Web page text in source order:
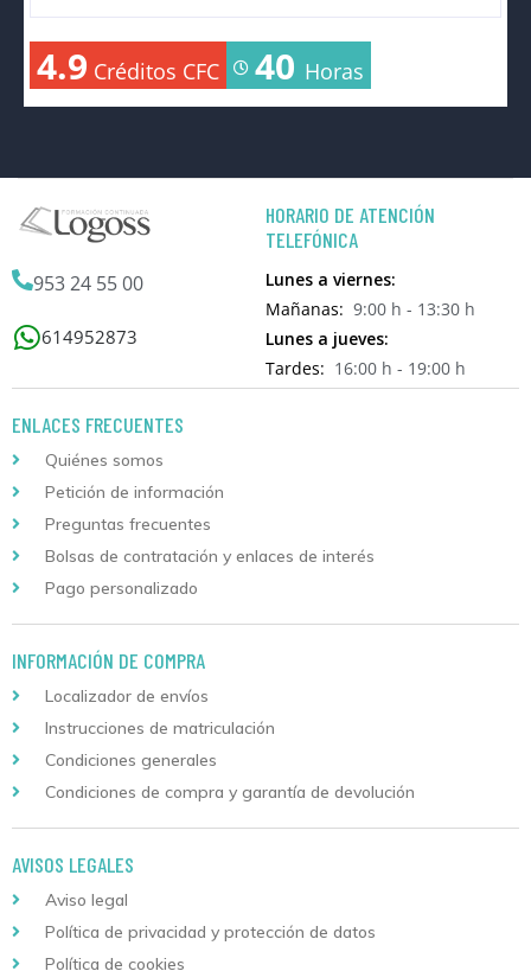
4.9 Créditos CFC 40 Horas
953 24 55 00
614952873
HORARIO DE ATENCIÓN
TELEFÓNICA
Lunes a viernes:
Mañanas: 9:00 h - 13:30 h
Lunes a jueves:
Tardes: 16:00 h - 19:00 h
ENLACES FRECUENTES
Quiénes somos
Petición de información
Preguntas frecuentes
Bolsas de contratación y enlaces de interés
Pago personalizado
INFORMACIÓN DE COMPRA
Localizador de envíos
Instrucciones de matriculación
Condiciones generales
Condiciones de compra y garantía de devolución
AVISOS LEGALES
Aviso legal
Política de privacidad y protección de datos
Política de cookies